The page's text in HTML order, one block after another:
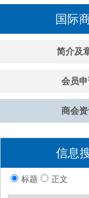
国际
简介及
会员
商会
信息
标题 正文